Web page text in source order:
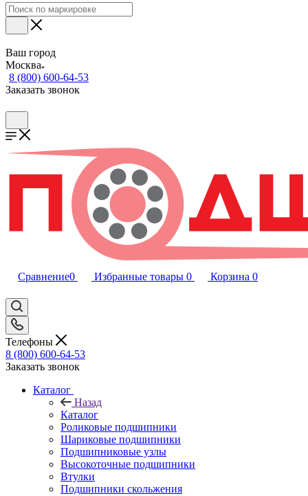
Ваш город
Москва
8 (800) 600-64-53
Заказать звонок
Сравнение0 Избранные товары 0 Корзина 0
Телефоны
8 (800) 600-64-53
Заказать звонок
Каталог
Назад
Каталог
Роликовые подшипники
Шариковые подшипники
Подшипниковые узлы
Высокоточные подшипники
Втулки
Подшипники скольжения